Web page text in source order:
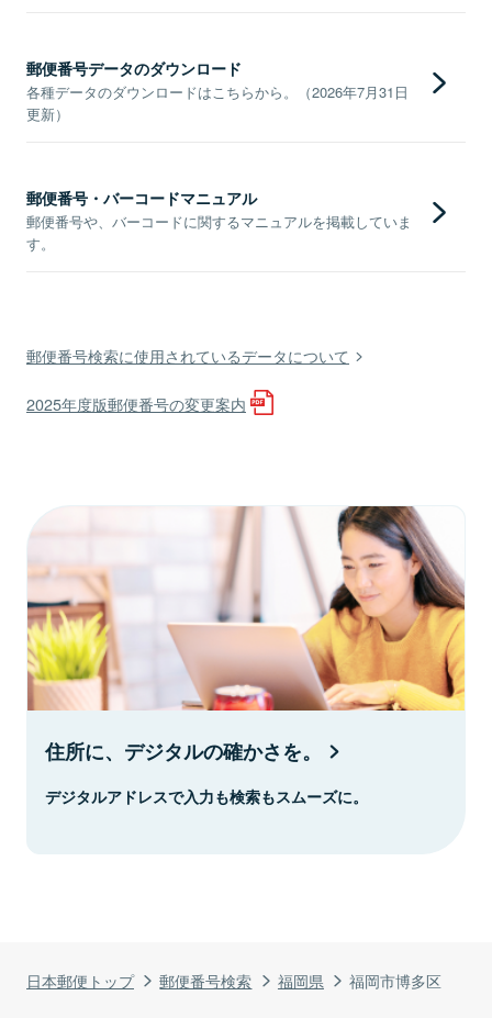
日本郵便トップ 郵便番号検索 福岡県 福岡市博多区
郵便番号データのダウンロード
各種データのダウンロードはこちらから。（2026年7月31日
更新）
郵便番号・バーコードマニュアル
郵便番号や、バーコードに関するマニュアルを掲載していま
す。
郵便番号検索に使用されているデータについて
2025年度版郵便番号の変更案内
住所に、デジタルの確かさを。
デジタルアドレスで入力も検索もスムーズに。